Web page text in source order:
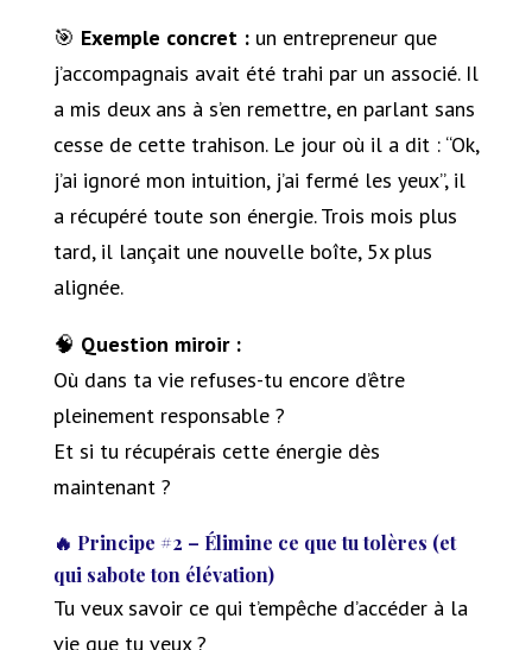
🎯 Exemple concret :un entrepreneur que
j’accompagnais avait été trahi par un associé. Il
a mis deux ans à s’en remettre, en parlant sans
cesse de cette trahison. Le jour où il a dit : “Ok,
j’ai ignoré mon intuition, j’ai fermé les yeux”, il
a récupéré toute son énergie. Trois mois plus
tard, il lançait une nouvelle boîte, 5x plus
alignée.
🧠 Question miroir :
Où dans ta vie refuses-tu encore d’être
pleinement responsable ?
Et si tu récupérais cette énergie dès
maintenant ?
🔥 Principe #2 – Élimine ce que tu tolères (et
qui sabote ton élévation)
Tu veux savoir ce qui t’empêche d’accéder à la
vie que tu veux ?